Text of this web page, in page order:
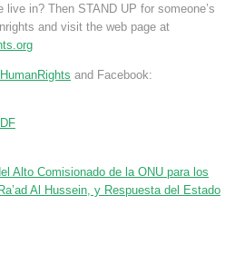
live in? Then STAND UP for someone’s
and visit the web page at
and Facebook:
Alto Comisionado de la ONU para los
Al Hussein, y Respuesta del Estado